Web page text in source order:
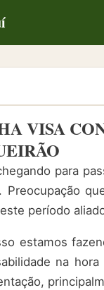
VISA
para
Preocupação
período
estamos
na